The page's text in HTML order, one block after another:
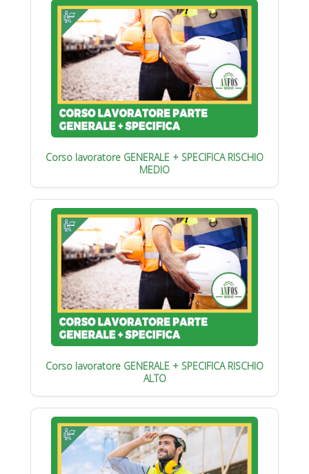
Corso lavoratore GENERALE + SPECIFICA RISCHIO
MEDIO
Corso lavoratore GENERALE + SPECIFICA RISCHIO
ALTO